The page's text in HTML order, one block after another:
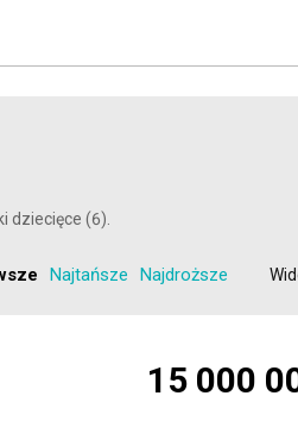
dziecięce (6).
Najtańsze Najdroższe
15 000